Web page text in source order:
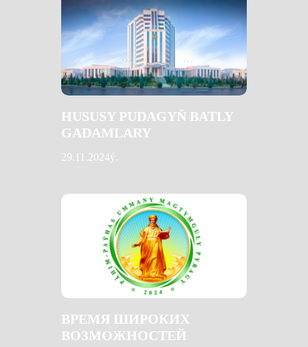
HUSUSY PUDAGYŇ BATLY
GADAMLARY
29.11.2024ý.
ВРЕМЯ ШИРОКИХ
ВОЗМОЖНОСТЕЙ